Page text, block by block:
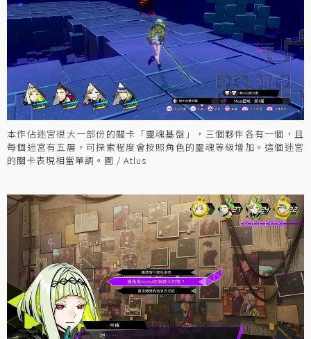
本作佔迷宮很大一部份的關卡「靈魂基盤」，三個夥伴各有一個，且
每個迷宮有五層，可探索程度會按照角色的靈魂等級增加。這個迷宮
的關卡表現相當單調。圖 / Atlus